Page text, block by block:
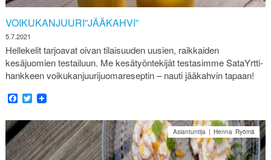
VOIKUKANJUURI”JÄÄKAHVI”
5.7.2021
Hellekelit tarjoavat oivan tilaisuuden uusien, raikkaiden
kesäjuomien testailuun. Me kesätyöntekijät testasimme SataYrtti-
hankkeen voikukanjuurijuomareseptin – nauti jääkahvin tapaan!
Facebook
Twitter
Asiantuntija | Henna Ryömä